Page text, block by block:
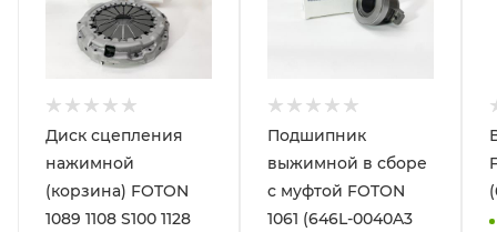
Диск сцепления
нажимной
(корзина) FOTON
1089 1108 S100 1128
Подшипник
выжимной в сборе
с муфтой FOTON
1061 (646L-0040A3